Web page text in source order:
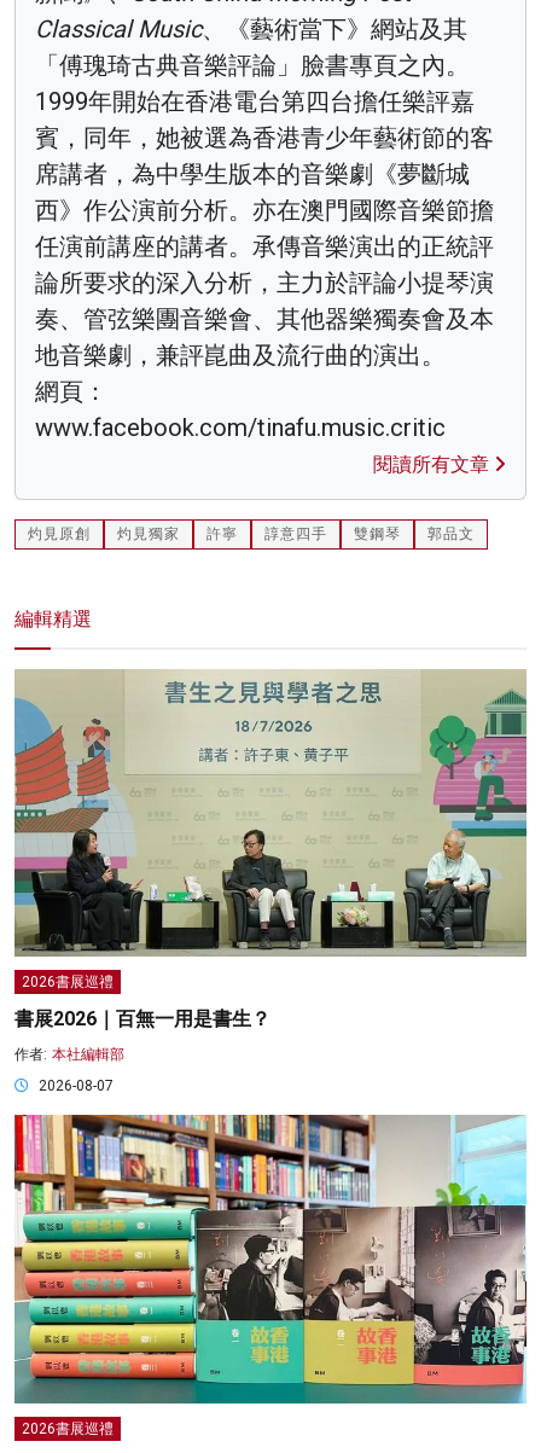
Classical Music、《藝術當下》網站及其
「傅瑰琦古典音樂評論」臉書專頁之內。
1999年開始在香港電台第四台擔任樂評嘉
賓，同年，她被選為香港青少年藝術節的客
席講者，為中學生版本的音樂劇《夢斷城
西》作公演前分析。亦在澳門國際音樂節擔
任演前講座的講者。承傳音樂演出的正統評
論所要求的深入分析，主力於評論小提琴演
奏、管弦樂團音樂會、其他器樂獨奏會及本
地音樂劇，兼評崑曲及流行曲的演出。
網頁：
www.facebook.com/tinafu.music.critic
閱讀所有文章
灼見原創 灼見獨家 許寧 諄意四手 雙鋼琴 郭品文
編輯精選
2026書展巡禮
書展2026｜百無一用是書生？
作者: 本社編輯部
2026-08-07
2026書展巡禮